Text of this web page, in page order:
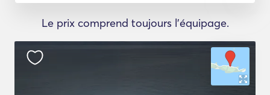
Le prix comprend toujours l'équipage.